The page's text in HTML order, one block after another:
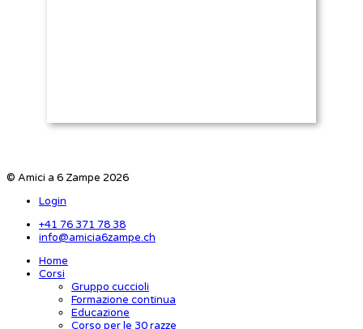
© Amici a 6 Zampe 2026
Login
+41 76 371 78 38
info@amicia6zampe.ch
Home
Corsi
Gruppo cuccioli
Formazione continua
Educazione
Corso per le 30 razze